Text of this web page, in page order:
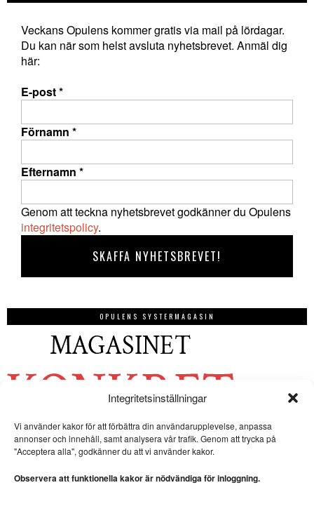
Integritetsinställningar
Vi använder kakor för att förbättra din användarupplevelse, anpassa
annonser och innehåll, samt analysera vår trafik. Genom att trycka på
"Acceptera alla", godkänner du att vi använder kakor.
Observera att funktionella kakor är nödvändiga för inloggning.
Veckans Opulens kommer gratis via mail på lördagar.
Du kan när som helst avsluta nyhetsbrevet. Anmäl dig
här:
E-post*
Förnamn *
Efternamn *
Genom att teckna nyhetsbrevet godkänner du Opulens
integritetspolicy.
OPULENS SYSTERMAGASIN